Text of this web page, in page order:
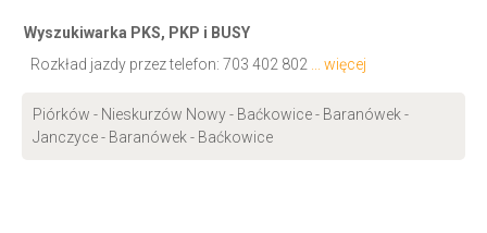
Wyszukiwarka PKS, PKP i BUSY
Rozkład jazdy przez telefon: 703 402 802 ... więcej
Piórków - Nieskurzów Nowy - Baćkowice - Baranówek -
Janczyce - Baranówek - Baćkowice